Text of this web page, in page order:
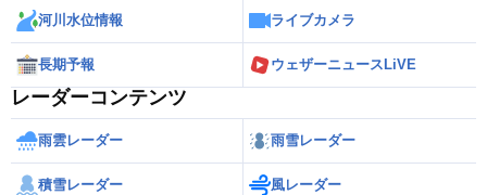
河川水位情報 ライブカメラ
長期予報 ウェザーニュースLiVE
レーダーコンテンツ
雨雲レーダー 雨雪レーダー
積雪レーダー 風レーダー